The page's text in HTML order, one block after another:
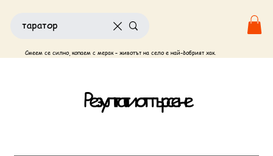
Смеем се силно, копаем с мерак – животът на село е най-добрият хак.
Резултати от търсене